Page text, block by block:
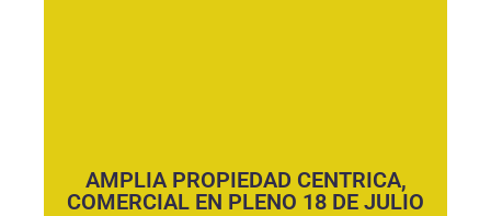
AMPLIA PROPIEDAD CENTRICA,
COMERCIAL EN PLENO 18 DE JULIO